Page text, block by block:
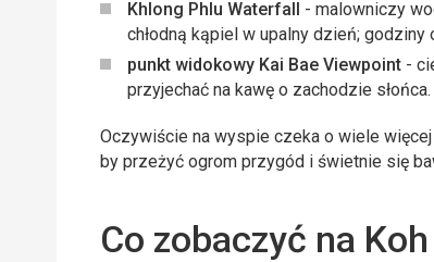
Khlong Phlu Waterfall - malowniczy
chłodną kąpiel w upalny dzień;
punkt widokowy Kai Bae Viewpoint -
przyjechać na kawę o zachodzie słońca.
Oczywiście na wyspie czeka o wiele
by przeżyć ogrom przygód i świetnie się
Co zobaczyć na